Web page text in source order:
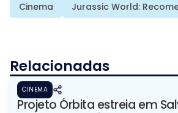
Cinema Jurassic World:
Relacionadas
CINEMA
Projeto Órbita estreia em